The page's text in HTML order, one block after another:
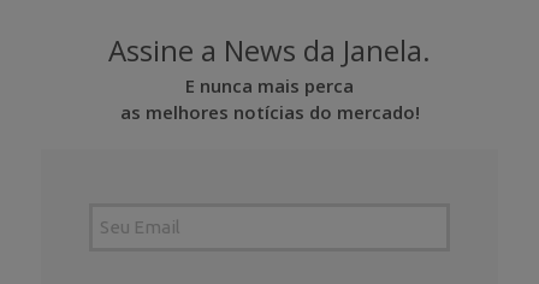
Assine a News da Janela.
E nunca mais perca
as melhores notícias do mercado!